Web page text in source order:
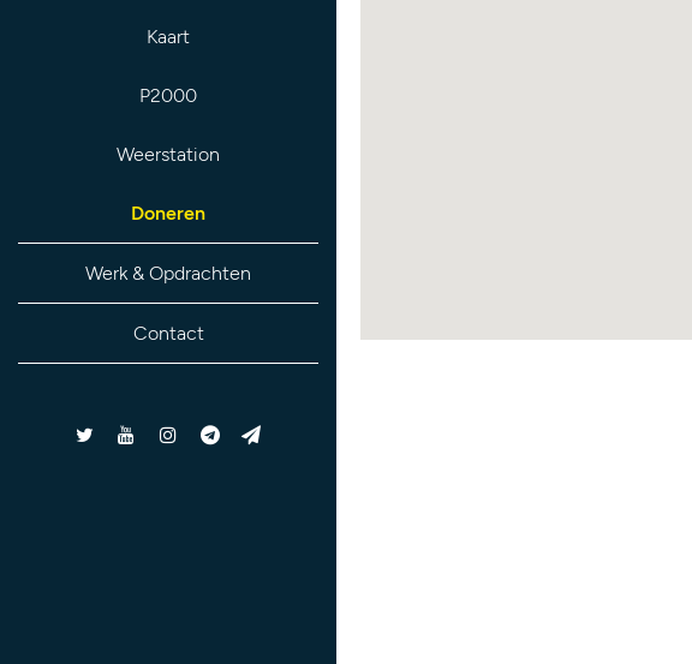
Kaart
P2000
Weerstation
Doneren
Werk & Opdrachten
Contact